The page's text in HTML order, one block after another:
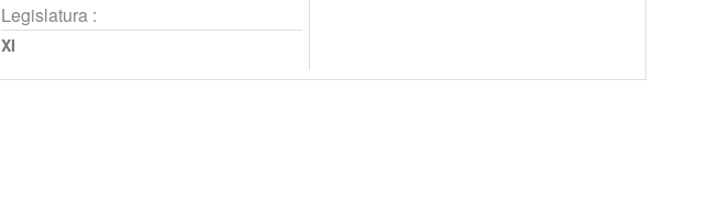
Legislatura :
XI